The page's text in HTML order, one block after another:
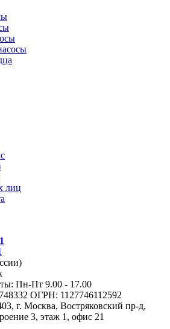
лиц
Пн-Пт 9.00 - 17.00
ОГРН: 1127746112592
г. Москва, Востряковский пр-д,
3, этаж 1, офис 21